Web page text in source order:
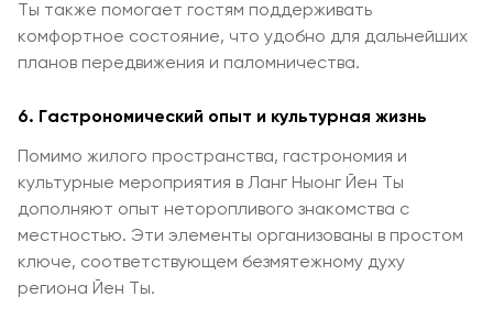
Ты также помогает гостям поддерживать
комфортное состояние, что удобно для дальнейших
планов передвижения и паломничества.
6. Гастрономический опыт и культурная жизнь
Помимо жилого пространства, гастрономия и
культурные мероприятия в Ланг Ныонг Йен Ты
дополняют опыт неторопливого знакомства с
местностью. Эти элементы организованы в простом
ключе, соответствующем безмятежному духу
региона Йен Ты.